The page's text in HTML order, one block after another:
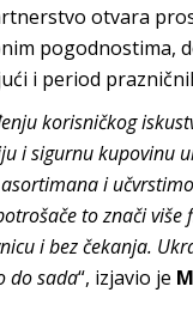
otvara
pogodnostima,
i period
korisničkog
i sigurnu kupovinu
i
to znači
i bez čekanja.
do sada“, izjavio je